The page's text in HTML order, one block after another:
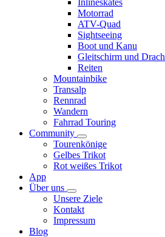
Motorrad
ATV-Quad
Sightseeing
Boot und Kanu
Gleitschirm und
Reiten
Mountainbike
Transalp
Rennrad
Wandern
Fahrrad Touring
Community
Tourenkönige
Gelbes Trikot
Rot weißes Trikot
App
Über uns
Unsere Ziele
Kontakt
Impressum
Blog